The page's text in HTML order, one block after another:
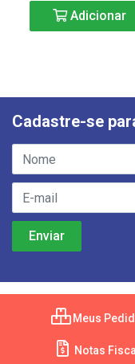
Adicionar
Cadastre-se
Meus
Notas